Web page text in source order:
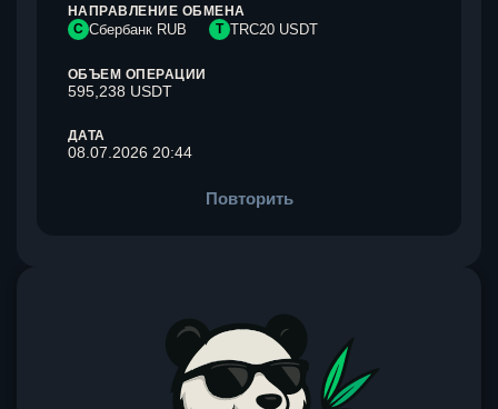
НАПРАВЛЕНИЕ ОБМЕНА
С Сбербанк RUB T TRC20 USDT
ОБЪЕМ ОПЕРАЦИИ
595,238 USDT
ДАТА
08.07.2026 20:44
Повторить